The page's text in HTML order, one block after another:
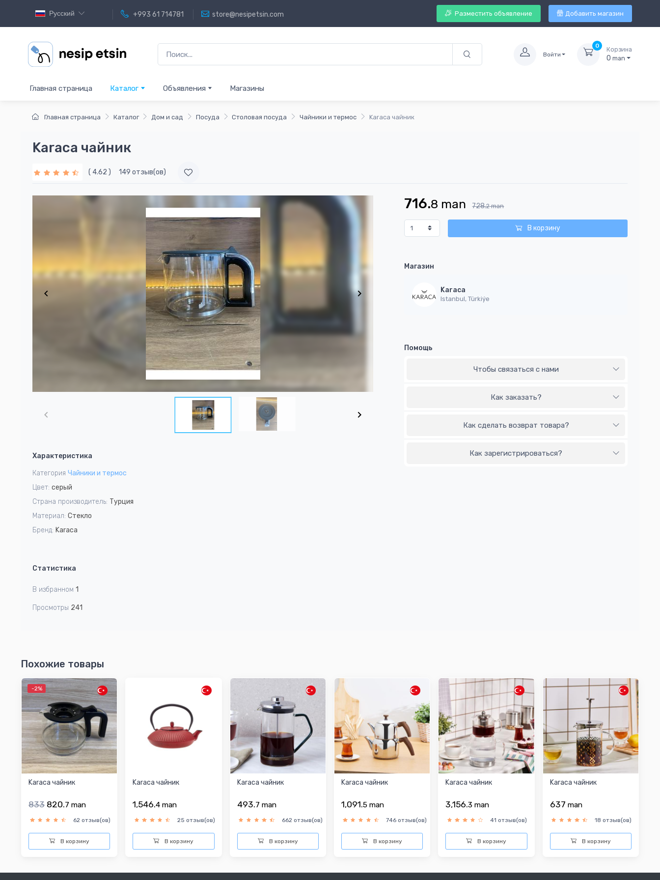
Русский +993 61 714781 store@nesipetsin.com Разместить объявление Добавить магазин
Войти
0
Корзина
0 man
Главная страница Каталог Объявления Магазины
Главная страница Каталог Дом и сад Посуда Столовая посуда Чайники и термос Karaca чайник
Karaca чайник
( 4.62 ) 149 отзыв(ов)
2
Характеристика
Категория Чайники и термос
Цвет: серый
Страна производитель: Турция
Материал: Стекло
Бренд: Karaca
Статистика
В избранном 1
Просмотры 241
716.8 man 728.2 man
В корзину
Магазин
Karaca
Istanbul, Türkiýe
Помощь
Чтобы связаться с нами
Как заказать?
Как сделать возврат товара?
Как зарегистрироваться?
Похожие товары
-2%
Karaca чайник
833 820.7 man
62 отзыв(ов)
В корзину
Karaca чайник
1,546.4 man
25 отзыв(ов)
В корзину
Karaca чайник
493.7 man
662 отзыв(ов)
В корзину
Karaca чайник
1,091.5 man
746 отзыв(ов)
В корзину
Karaca чайник
3,156.3 man
41 отзыв(ов)
В корзину
Karaca чайник
637 man
18 отзыв(ов)
В корзину